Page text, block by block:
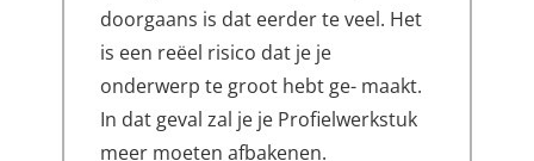
doorgaans is dat eerder te veel. Het
is een reëel risico dat je je
onderwerp te groot hebt ge- maakt.
In dat geval zal je je Profielwerkstuk
meer moeten afbakenen.